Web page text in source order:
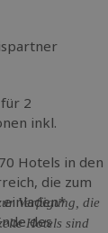
2
inkl.
Hotels in den
die zum
einladen*
des
Verfügung, die
Hotels sind